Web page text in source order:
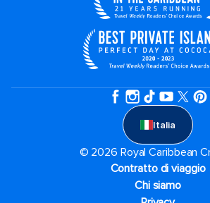
Italia
© 2026 Royal Caribbean
Contratto di viaggio
Chi siamo